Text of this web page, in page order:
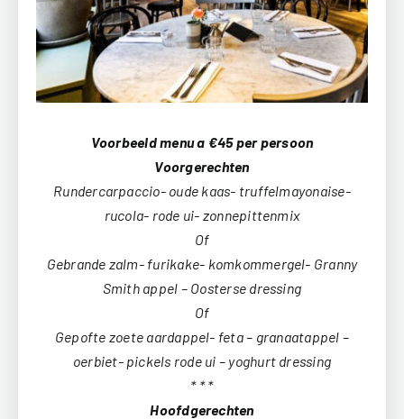
Voorbeeld menu a €45 per persoon
Voorgerechten
Rundercarpaccio- oude kaas- truffelmayonaise-
rucola- rode ui- zonnepittenmix
Of
Gebrande zalm- furikake- komkommergel- Granny
Smith appel – Oosterse dressing
Of
Gepofte zoete aardappel- feta – granaatappel –
oerbiet- pickels rode ui – yoghurt dressing
* * *
Hoofdgerechten